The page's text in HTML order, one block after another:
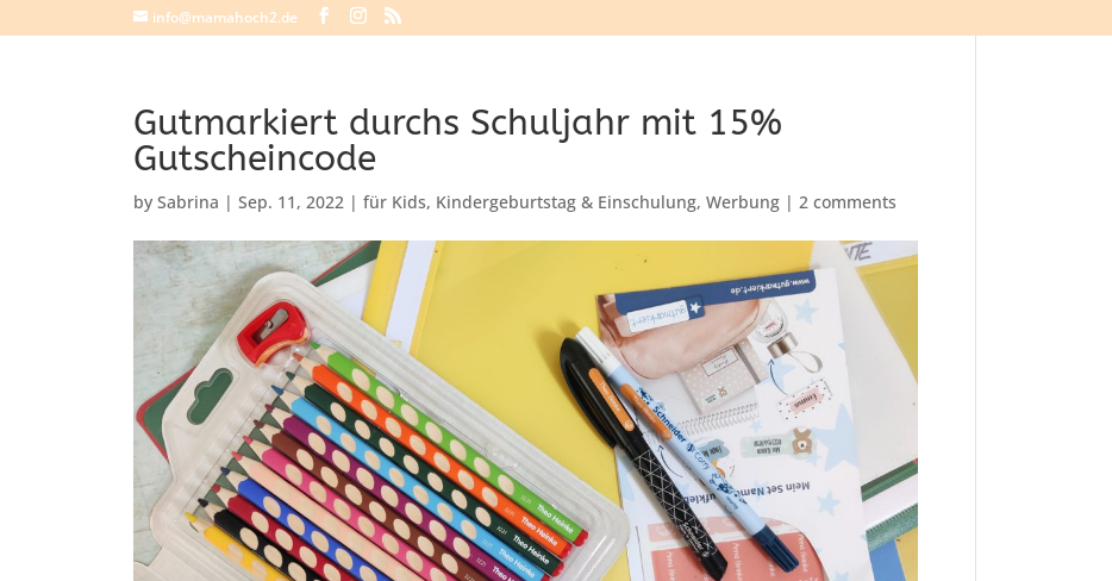
info@mamahoch2.de
Gutmarkiert durchs Schuljahr mit 15%
Gutscheincode
by Sabrina | Sep. 11, 2022| für Kids, Kindergeburtstag & Einschulung, Werbung| 2 comments